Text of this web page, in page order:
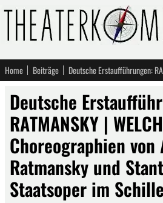
Home Beiträge
Deutsche
RATMANSKY |
Choreographien von
Ratmansky und
Staatsoper im